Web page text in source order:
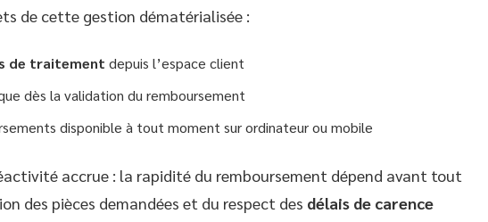
de cette gestion dématérialisée :
de traitement depuis l’espace client
dès la validation du remboursement
disponible à tout moment sur ordinateur ou mobile
accrue : la rapidité du remboursement dépend avant tout
des pièces demandées et du respect des délais de carence